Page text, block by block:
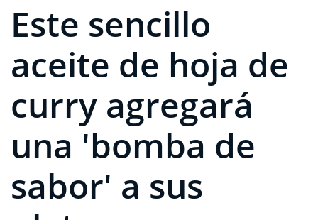
Este sencillo
aceite de hoja de
curry agregará
una 'bomba de
sabor' a sus